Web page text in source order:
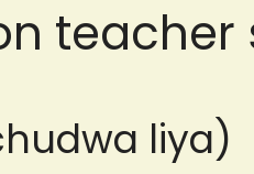
teacher
liya)